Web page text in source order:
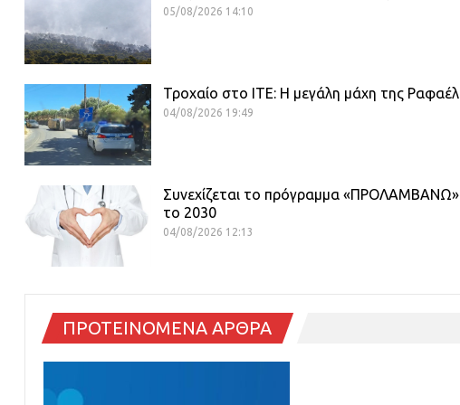
05/08/2026 14:10
Τροχαίο στο ΙΤΕ: Η μεγάλη μάχη της
04/08/2026 19:49
Συνεχίζεται το πρόγραμμα «ΠΡΟΛΑΜΒΑΝΩ»
το 2030
04/08/2026 12:13
ΠΡΟΤΕΙΝΟΜΕΝΑ ΑΡΘΡΑ